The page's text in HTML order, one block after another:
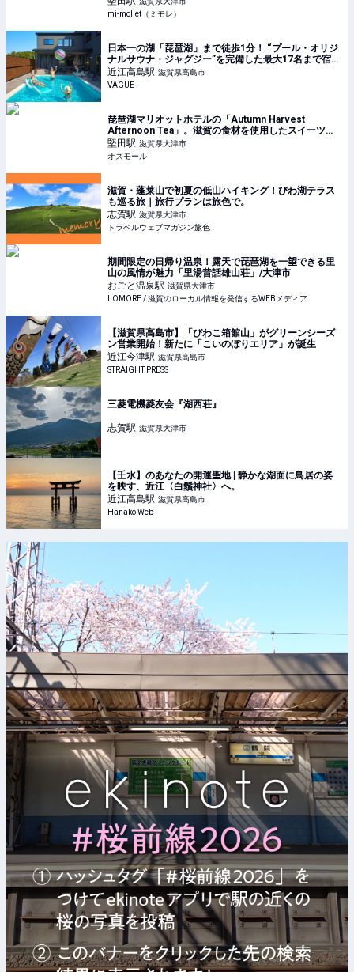
るの開運「ひとり旅」のススメ | mi-mollet
mi-mollet（ミモレ）
日本一の湖「琵琶湖」まで徒歩1分！ “プール・オリジ
ナルサウナ・ジャグジー”を完備した最大17名まで宿泊
可能な貸別荘の魅力とは | VAGUE(ヴァーグ)
近江高島駅 滋賀県高島市
VAGUE
琵琶湖マリオットホテルの「Autumn Harvest
Afternoon Tea」。滋賀の食材を使用したスイーツ＆
セイボリー - OZmall
堅田駅 滋賀県大津市
オズモール
滋賀・蓬莱山で初夏の低山ハイキング！びわ湖テラス
も巡る旅｜旅行プランは旅色で。
志賀駅 滋賀県大津市
トラベルウェブマガジン旅色
期間限定の日帰り温泉！露天で琵琶湖を一望できる里
山の風情が魅力「里湯昔話雄山荘」/大津市
おごと温泉駅 滋賀県大津市
LOMORE / 滋賀のローカル情報を発信するWEBメディア
【滋賀県高島市】「びわこ箱館山」がグリーンシーズ
ン営業開始！新たに「こいのぼりエリア」が誕生
近江今津駅 滋賀県高島市
STRAIGHT PRESS
三菱電機菱友会『湖西荘』
志賀駅 滋賀県大津市
【壬水】のあなたの開運聖地 | 静かな湖面に鳥居の姿
を映す、近江〈白鬚神社〉へ。
近江高島駅 滋賀県高島市
Hanako Web